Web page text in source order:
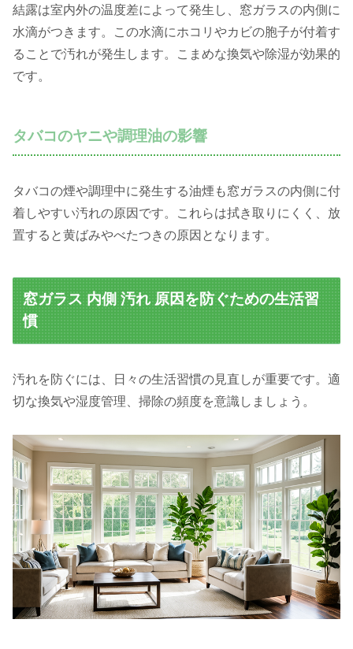
結露は室内外の温度差によって発生し、窓ガラスの内側に
水滴がつきます。この水滴にホコリやカビの胞子が付着す
ることで汚れが発生します。こまめな換気や除湿が効果的
です。
タバコのヤニや調理油の影響
タバコの煙や調理中に発生する油煙も窓ガラスの内側に付
着しやすい汚れの原因です。これらは拭き取りにくく、放
置すると黄ばみやべたつきの原因となります。
窓ガラス 内側 汚れ 原因を防ぐための生活習
慣
汚れを防ぐには、日々の生活習慣の見直しが重要です。適
切な換気や湿度管理、掃除の頻度を意識しましょう。